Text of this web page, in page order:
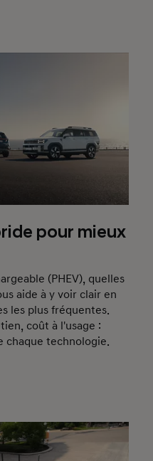
pour mieux
(PHEV), quelles
aide à y voir clair en
les plus fréquentes.
coût à l'usage :
chaque technologie.